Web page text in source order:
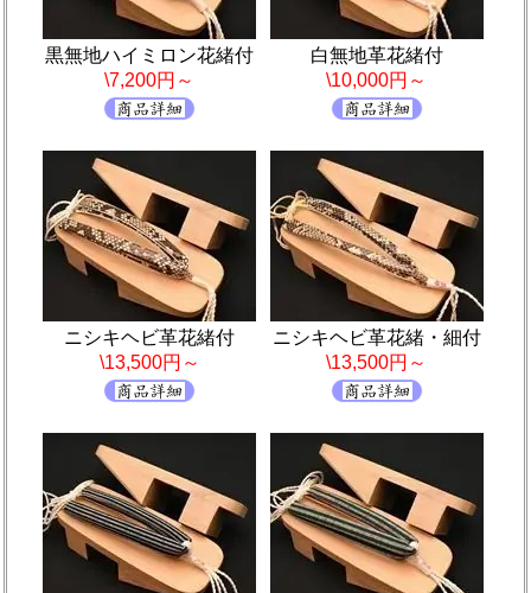
黒無地ハイミロン花緒付
\7,200円～
白無地革花緒付
\10,000円～
ニシキヘビ革花緒付
\13,500円～
ニシキヘビ革花緒・細付
\13,500円～